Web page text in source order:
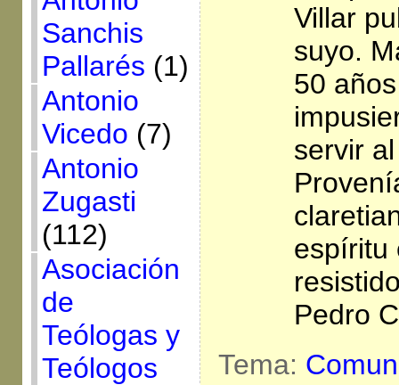
Sanchis
Pallarés (1)
Antonio
Vicedo (7)
Antonio
Zugasti
(112)
Asociación
de
Teólogas y
Teólogos
Villar
suyo.
50
servir
espíritu
Pedro
Tema: